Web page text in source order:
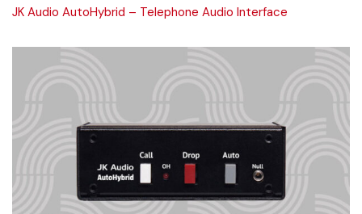
JK Audio AutoHybrid – Telephone Audio Interface